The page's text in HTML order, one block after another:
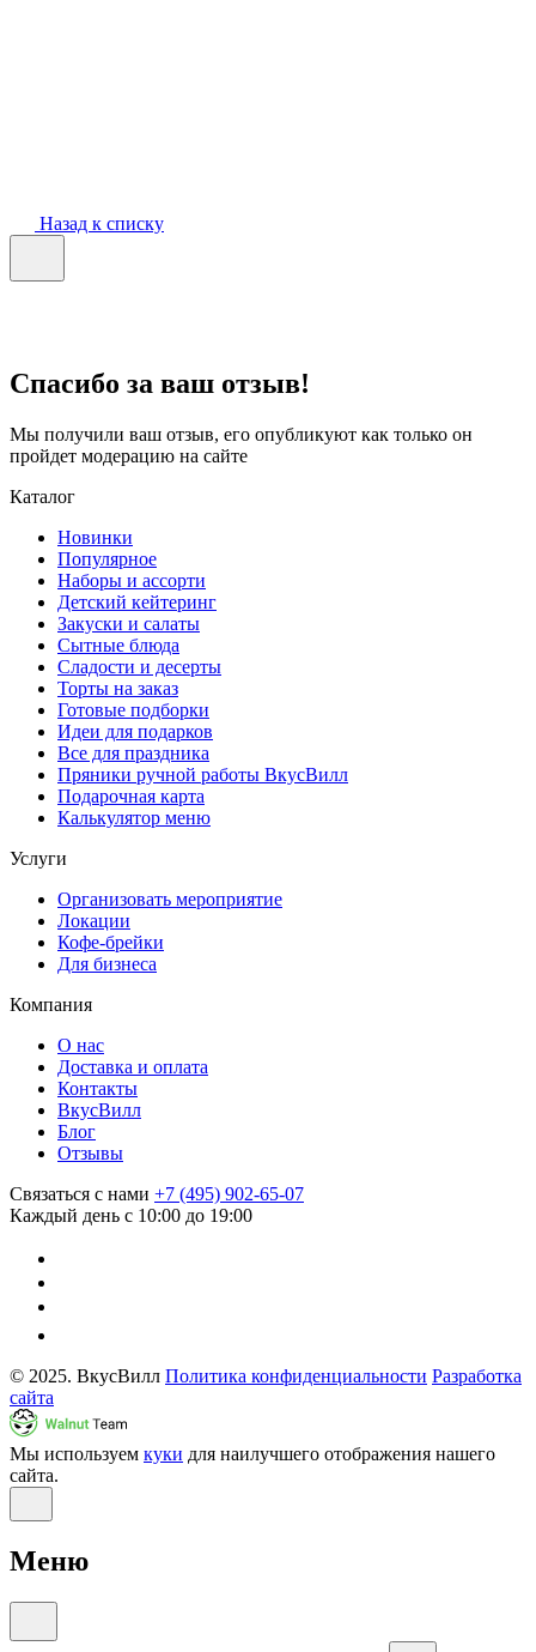
Назад к списку
Спасибо за ваш отзыв!
Мы получили ваш отзыв, его опубликуют как только он
пройдет модерацию на сайте
Каталог
Новинки
Популярное
Наборы и ассорти
Детский кейтеринг
Закуски и салаты
Сытные блюда
Сладости и десерты
Торты на заказ
Готовые подборки
Идеи для подарков
Все для праздника
Пряники ручной работы ВкусВилл
Подарочная карта
Калькулятор меню
Услуги
Организовать мероприятие
Локации
Кофе-брейки
Для бизнеса
Компания
О нас
Доставка и оплата
Контакты
ВкусВилл
Блог
Отзывы
Связаться с нами +7 (495) 902-65-07
Каждый день с 10:00 до 19:00
© 2025. ВкусВилл Политика конфиденциальности Разработка
сайта
Мы используем куки для наилучшего отображения нашего
сайта.
Меню